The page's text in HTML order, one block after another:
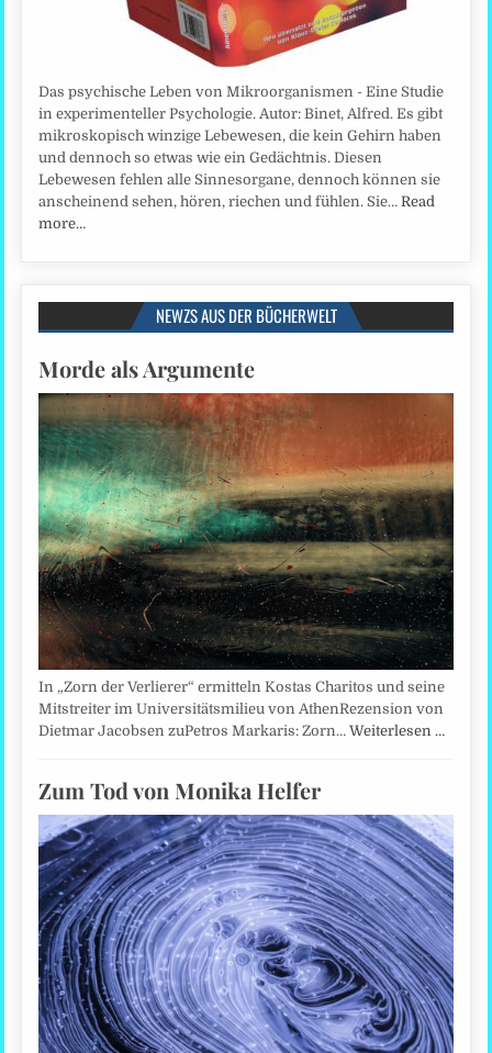
Das psychische Leben von Mikroorganismen - Eine Studie
in experimenteller Psychologie. Autor: Binet, Alfred. Es gibt
mikroskopisch winzige Lebewesen, die kein Gehirn haben
und dennoch so etwas wie ein Gedächtnis. Diesen
Lebewesen fehlen alle Sinnesorgane, dennoch können sie
anscheinend sehen, hören, riechen und fühlen. Sie…Read
more…
NEWZS AUS DER BÜCHERWELT
Morde als Argumente
In „Zorn der Verlierer“ ermitteln Kostas Charitos und seine
Mitstreiter im Universitätsmilieu von AthenRezension von
Dietmar Jacobsen zuPetros Markaris: Zorn…Weiterlesen …
Zum Tod von Monika Helfer